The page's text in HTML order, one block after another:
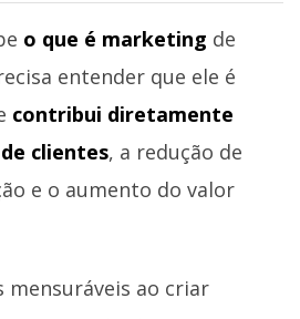
o que é marketing de
entender que ele é
contribui diretamente
clientes, a redução de
e o aumento do valor
mensuráveis ao criar